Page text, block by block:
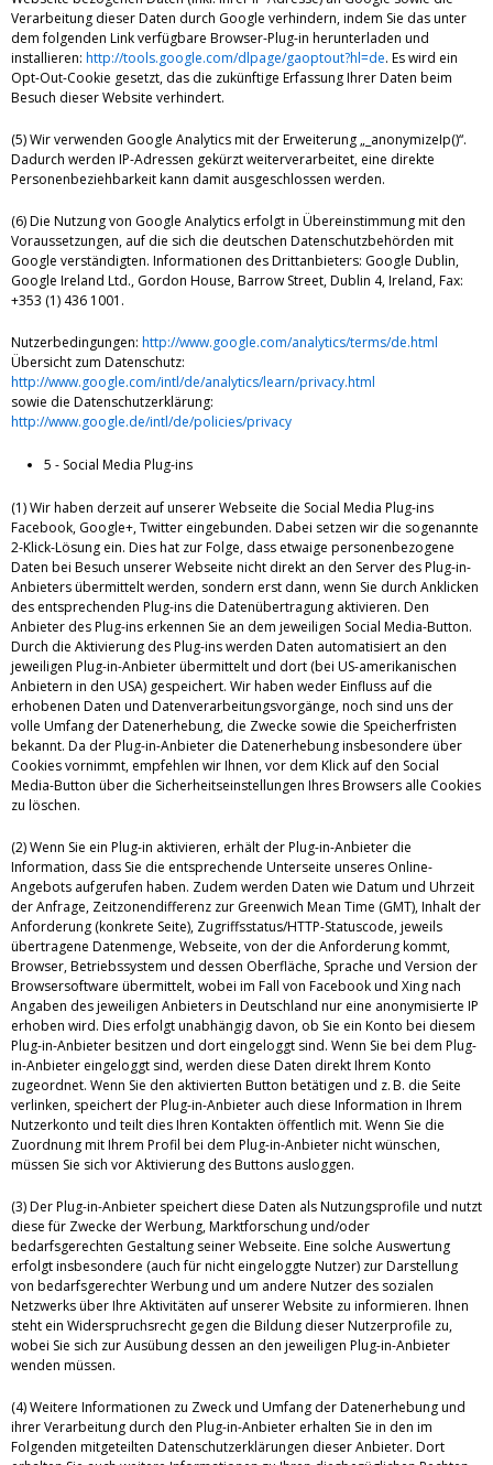
Verarbeitung dieser Daten durch Google verhindern, indem Sie das unter
dem folgenden Link verfügbare Browser-Plug-in herunterladen und
installieren: http://tools.google.com/dlpage/gaoptout?hl=de. Es wird ein
Opt-Out-Cookie gesetzt, das die zukünftige Erfassung Ihrer Daten beim
Besuch dieser Website verhindert.
(5) Wir verwenden Google Analytics mit der Erweiterung „_anonymizeIp()“.
Dadurch werden IP-Adressen gekürzt weiterverarbeitet, eine direkte
Personenbeziehbarkeit kann damit ausgeschlossen werden.
(6) Die Nutzung von Google Analytics erfolgt in Übereinstimmung mit den
Voraussetzungen, auf die sich die deutschen Datenschutzbehörden mit
Google verständigten. Informationen des Drittanbieters: Google Dublin,
Google Ireland Ltd., Gordon House, Barrow Street, Dublin 4, Ireland, Fax:
+353 (1) 436 1001.
Nutzerbedingungen: http://www.google.com/analytics/terms/de.html
Übersicht zum Datenschutz:
http://www.google.com/intl/de/analytics/learn/privacy.html
sowie die Datenschutzerklärung:
http://www.google.de/intl/de/policies/privacy
5 - Social Media Plug-ins
(1) Wir haben derzeit auf unserer Webseite die Social Media Plug-ins
Facebook, Google+, Twitter eingebunden. Dabei setzen wir die sogenannte
2-Klick-Lösung ein. Dies hat zur Folge, dass etwaige personenbezogene
Daten bei Besuch unserer Webseite nicht direkt an den Server des Plug-in-
Anbieters übermittelt werden, sondern erst dann, wenn Sie durch Anklicken
des entsprechenden Plug-ins die Datenübertragung aktivieren. Den
Anbieter des Plug-ins erkennen Sie an dem jeweiligen Social Media-Button.
Durch die Aktivierung des Plug-ins werden Daten automatisiert an den
jeweiligen Plug-in-Anbieter übermittelt und dort (bei US-amerikanischen
Anbietern in den USA) gespeichert. Wir haben weder Einfluss auf die
erhobenen Daten und Datenverarbeitungsvorgänge, noch sind uns der
volle Umfang der Datenerhebung, die Zwecke sowie die Speicherfristen
bekannt. Da der Plug-in-Anbieter die Datenerhebung insbesondere über
Cookies vornimmt, empfehlen wir Ihnen, vor dem Klick auf den Social
Media-Button über die Sicherheitseinstellungen Ihres Browsers alle Cookies
zu löschen.
(2) Wenn Sie ein Plug-in aktivieren, erhält der Plug-in-Anbieter die
Information, dass Sie die entsprechende Unterseite unseres Online-
Angebots aufgerufen haben. Zudem werden Daten wie Datum und Uhrzeit
der Anfrage, Zeitzonendifferenz zur Greenwich Mean Time (GMT), Inhalt der
Anforderung (konkrete Seite), Zugriffsstatus/HTTP-Statuscode, jeweils
übertragene Datenmenge, Webseite, von der die Anforderung kommt,
Browser, Betriebssystem und dessen Oberfläche, Sprache und Version der
Browsersoftware übermittelt, wobei im Fall von Facebook und Xing nach
Angaben des jeweiligen Anbieters in Deutschland nur eine anonymisierte IP
erhoben wird. Dies erfolgt unabhängig davon, ob Sie ein Konto bei diesem
Plug-in-Anbieter besitzen und dort eingeloggt sind. Wenn Sie bei dem Plug-
in-Anbieter eingeloggt sind, werden diese Daten direkt Ihrem Konto
zugeordnet. Wenn Sie den aktivierten Button betätigen und z. B. die Seite
verlinken, speichert der Plug-in-Anbieter auch diese Information in Ihrem
Nutzerkonto und teilt dies Ihren Kontakten öffentlich mit. Wenn Sie die
Zuordnung mit Ihrem Profil bei dem Plug-in-Anbieter nicht wünschen,
müssen Sie sich vor Aktivierung des Buttons ausloggen.
(3) Der Plug-in-Anbieter speichert diese Daten als Nutzungsprofile und nutzt
diese für Zwecke der Werbung, Marktforschung und/oder
bedarfsgerechten Gestaltung seiner Webseite. Eine solche Auswertung
erfolgt insbesondere (auch für nicht eingeloggte Nutzer) zur Darstellung
von bedarfsgerechter Werbung und um andere Nutzer des sozialen
Netzwerks über Ihre Aktivitäten auf unserer Website zu informieren. Ihnen
steht ein Widerspruchsrecht gegen die Bildung dieser Nutzerprofile zu,
wobei Sie sich zur Ausübung dessen an den jeweiligen Plug-in-Anbieter
wenden müssen.
(4) Weitere Informationen zu Zweck und Umfang der Datenerhebung und
ihrer Verarbeitung durch den Plug-in-Anbieter erhalten Sie in den im
Folgenden mitgeteilten Datenschutzerklärungen dieser Anbieter. Dort